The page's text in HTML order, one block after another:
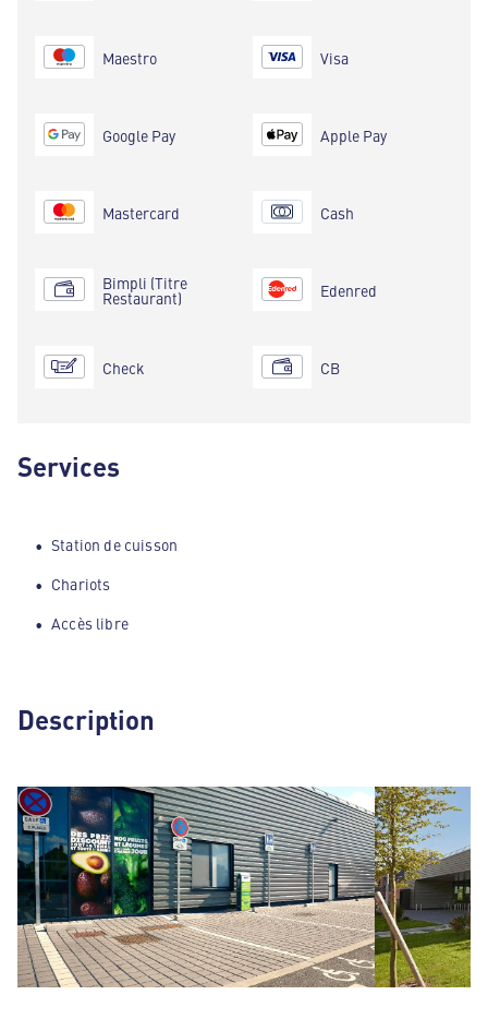
Maestro
Google Pay
Mastercard
Bimpli (Titre
Restaurant)
Check
Visa
Apple Pay
Cash
Edenred
CB
Services
Station de cuisson
Chariots
Accès libre
Description